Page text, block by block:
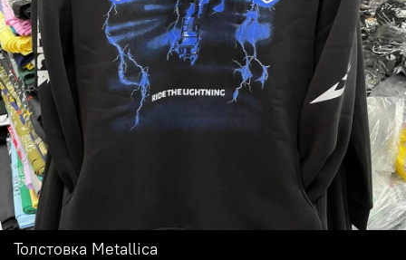
Толстовка Metallica